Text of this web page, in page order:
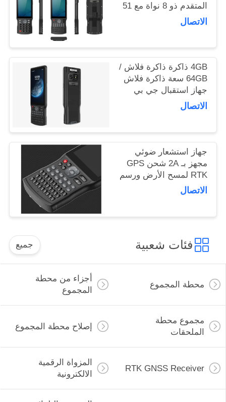
المتقدم ذو 8 نواة مع 51
مفتاحًا ومفتاحًا مخصصًا
من جانب واحد ومصدر
الاتصال
4GB ذاكرة ذاكرة فلاش /
64GB سعة ذاكرة فلاش
جهاز استقبال جي بي
إس مع جهاز استشعار
معدل التسارع والأداء
الاتصال
جهاز استشعار ضوئي
مجهز بـ 2A شحن GPS
RTK لمسح الأرض ورسم
الخرائط
الاتصال
فئات شعبية جميع
محطة المجموع
أجزاء من محطة
المجموع
مجموع محطة
الملحقات
إصلاح محطة المجموع
RTK GNSS Receiver
المزواة الرقمية
الالكترونية